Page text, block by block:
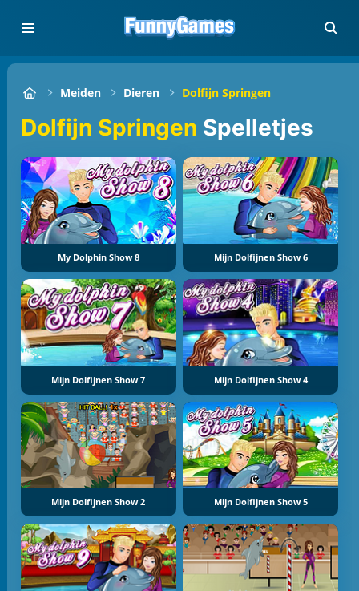
Meiden Dieren Dolfijn Springen
Dolfijn Springen Spelletjes
My Dolphin Show 8 Mijn Dolfijnen Show 6
Mijn Dolfijnen Show 7 Mijn Dolfijnen Show 4
Mijn Dolfijnen Show 2 Mijn Dolfijnen Show 5